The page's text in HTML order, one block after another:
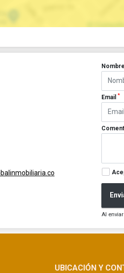
Email*
Al
UBICACIÓN Y